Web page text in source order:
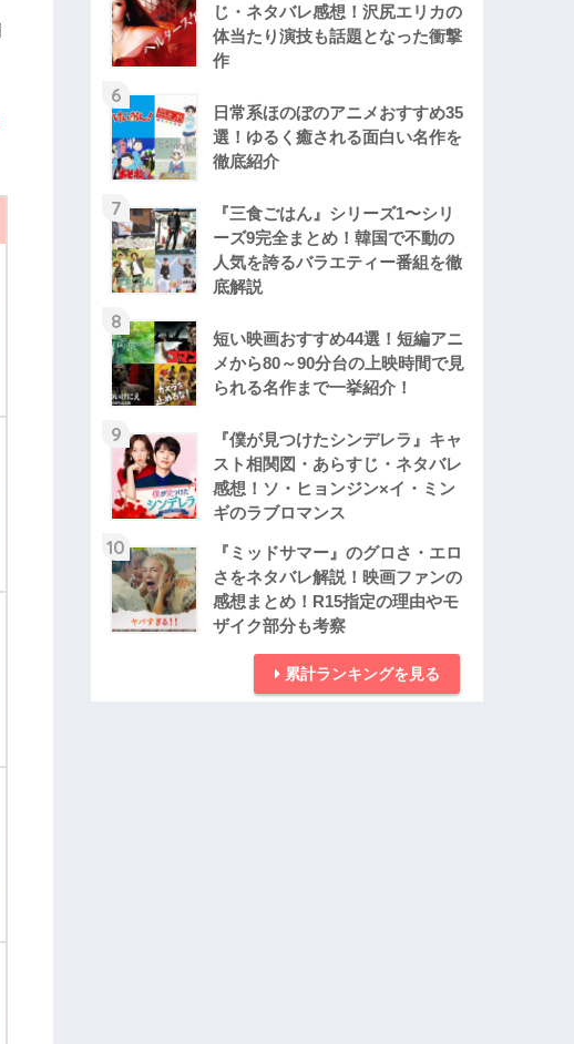
じ・ネタバレ感想！沢尻エリカの
体当たり演技も話題となった衝撃
作
6
日常系ほのぼのアニメおすすめ35
選！ゆるく癒される面白い名作を
徹底紹介
7
『三食ごはん』シリーズ1〜シリ
ーズ9完全まとめ！韓国で不動の
人気を誇るバラエティー番組を徹
底解説
8
短い映画おすすめ44選！短編アニ
メから80～90分台の上映時間で見
られる名作まで一挙紹介！
9
『僕が見つけたシンデレラ』キャ
スト相関図・あらすじ・ネタバレ
感想！ソ・ヒョンジン×イ・ミン
ギのラブロマンス
10
『ミッドサマー』のグロさ・エロ
さをネタバレ解説！映画ファンの
感想まとめ！R15指定の理由やモ
ザイク部分も考察
累計ランキングを見る